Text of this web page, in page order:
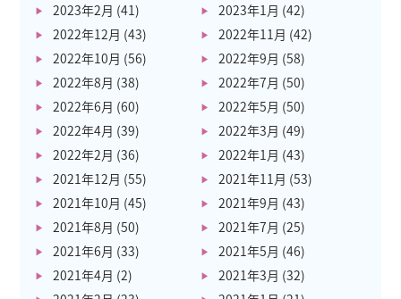
2023年2月 (41) 2023年1月 (42)
2022年12月 (43) 2022年11月 (42)
2022年10月 (56) 2022年9月 (58)
2022年8月 (38) 2022年7月 (50)
2022年6月 (60) 2022年5月 (50)
2022年4月 (39) 2022年3月 (49)
2022年2月 (36) 2022年1月 (43)
2021年12月 (55) 2021年11月 (53)
2021年10月 (45) 2021年9月 (43)
2021年8月 (50) 2021年7月 (25)
2021年6月 (33) 2021年5月 (46)
2021年4月 (2) 2021年3月 (32)